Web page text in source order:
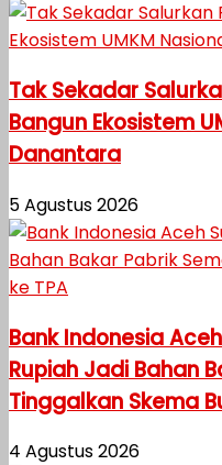
Tak Sekadar
Bangun Ekosistem
Danantara
5 Agustus 2026
Bank Indonesia
Rupiah Jadi Bahan
Tinggalkan Skema
4 Agustus 2026